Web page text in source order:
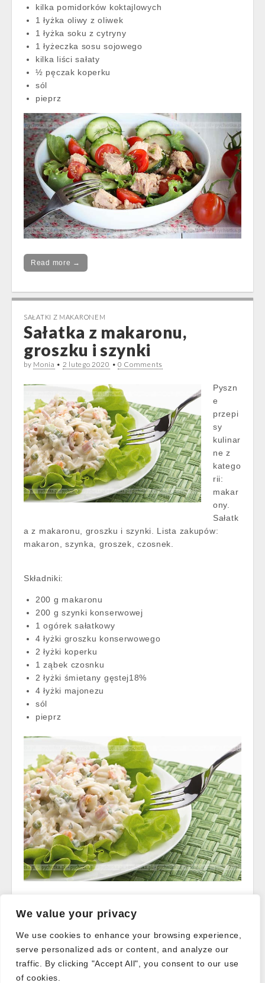
We value your privacy
We use cookies to enhance your browsing experience,
serve personalized ads or content, and analyze our
traffic. By clicking "Accept All", you consent to our use
of cookies.
kilka pomidorków koktajlowych
1 łyżka oliwy z oliwek
1 łyżka soku z cytryny
1 łyżeczka sosu sojowego
kilka liści sałaty
½ pęczak koperku
sól
pieprz
Read more →
SAŁATKI Z MAKARONEM
Sałatka z makaronu,
groszku i szynki
by Monia • 2 lutego 2020 • 0 Comments
Pyszn
e
przepi
sy
kulinar
ne z
katego
rii:
makar
ony.
Sałatk
a z makaronu, groszku i szynki. Lista zakupów:
makaron, szynka, groszek, czosnek.
Składniki:
200 g makaronu
200 g szynki konserwowej
1 ogórek sałatkowy
4 łyżki groszku konserwowego
2 łyżki koperku
1 ząbek czosnku
2 łyżki śmietany gęstej18%
4 łyżki majonezu
sól
pieprz
Post
← Older posts